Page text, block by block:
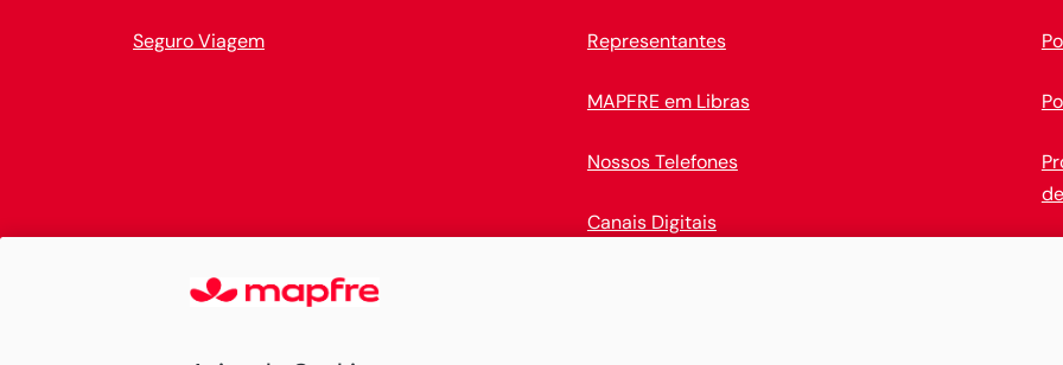
Seguro Viagem Representantes
MAPFRE em Libras
Nossos Telefones
Canais Digitais